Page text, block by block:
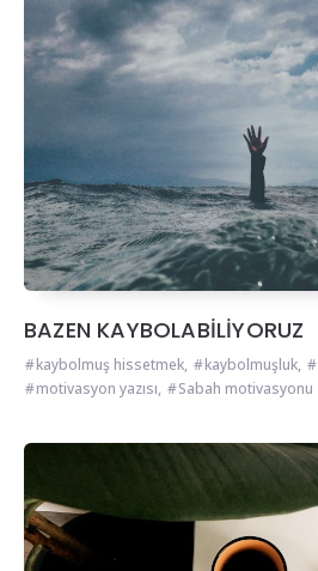
BAZEN KAYBOLABİLİYORUZ
kaybolmuş hissetmek, kaybolmuşluk,
motivasyon yazısı, Sabah motivasyonu